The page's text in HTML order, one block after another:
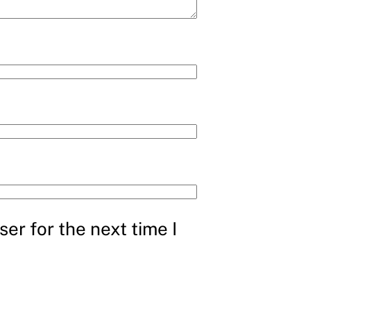
for the next time I